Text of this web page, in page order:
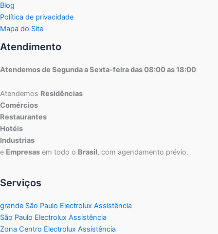
Blog
Política de privacidade
Mapa do Site
Atendimento
Atendemos de Segunda a Sexta-feira das 08:00 as 18:00
Atendemos Residências
Comércios
Restaurantes
Hotéis
Industrias
e Empresas em todo o Brasil, com agendamento prévio.
Serviços
grande São Paulo Electrolux Assistência
São Paulo Electrolux Assistência
Zona Centro Electrolux Assistência